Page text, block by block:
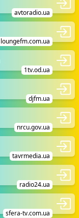
avtoradio.ua
loungefm.com.ua
1tv.od.ua
djfm.ua
nrcu.gov.ua
tavrmedia.ua
radio24.ua
sfera-tv.com.ua